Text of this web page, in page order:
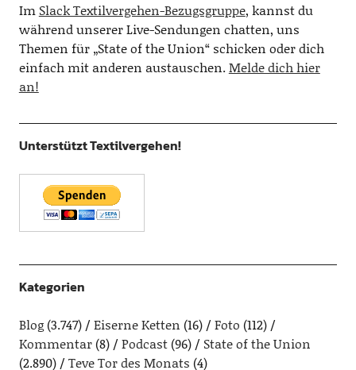
Im Slack Textilvergehen-Bezugsgruppe, kannst du
während unserer Live-Sendungen chatten, uns
Themen für „State of the Union“ schicken oder dich
einfach mit anderen austauschen.Melde dich hier
an!
Unterstützt Textilvergehen!
Kategorien
Blog(3.747) Eiserne Ketten (16) Foto (112)
Kommentar(8) Podcast(96)
State of the Union
(2.890)
Teve Tor des Monats (4)